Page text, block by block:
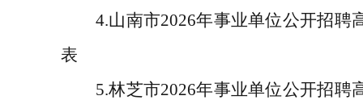
4.山南市2026年事业单位公开招聘
表
5.林芝市2026年事业单位公开招聘